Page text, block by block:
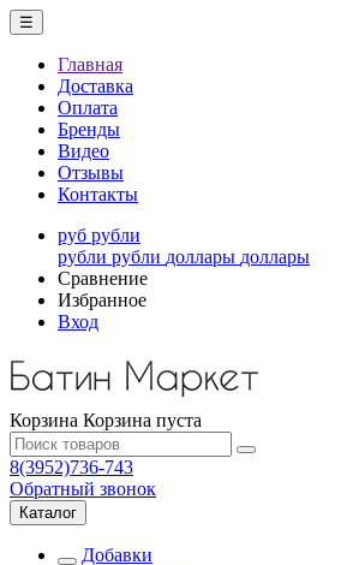
☰
Главная
Доставка
Оплата
Бренды
Видео
Отзывы
Контакты
руб рубли
рубли рубли доллары доллары
Сравнение
Избранное
Вход
Корзина Корзина пуста
8(3952)736-743
Обратный звонок
Каталог
Добавки